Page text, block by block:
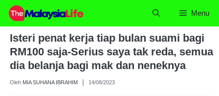
Skip
content
Menu
Isteri penat kerja tiap bulan suami bagi
RM100 saja-Serius saya tak reda, semua
dia belanja bagi mak dan neneknya
Oleh MIA SUHANA IBRAHIM 14/08/2023